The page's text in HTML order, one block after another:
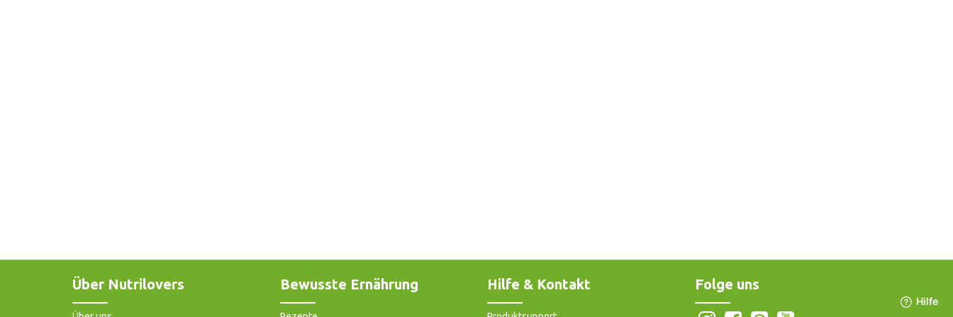
Über Nutrilovers Bewusste Ernährung Hilfe & Kontakt Folge uns